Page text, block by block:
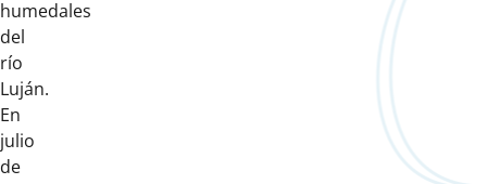
humedales
del
río
Luján.
En
julio
de